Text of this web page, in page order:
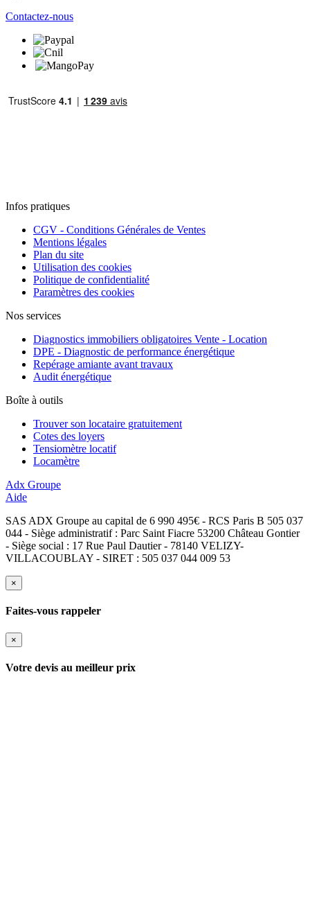
Contactez-nous
Infos pratiques
CGV - Conditions Générales de Ventes
Mentions légales
Plan du site
Utilisation des cookies
Politique de confidentialité
Paramètres des cookies
Nos services
Diagnostics immobiliers obligatoires Vente - Location
DPE - Diagnostic de performance énergétique
Repérage amiante avant travaux
Audit énergétique
Boîte à outils
Trouver son locataire gratuitement
Cotes des loyers
Tensiomètre locatif
Locamètre
Adx Groupe
Aide
SAS ADX Groupe au capital de 6 990 495€ - RCS Paris B 505 037
044 - Siège administratif : Parc Saint Fiacre 53200 Château Gontier
- Siège social : 17 Rue Paul Dautier - 78140 VELIZY-
VILLACOUBLAY - SIRET : 505 037 044 009 53
×
Faites-vous rappeler
×
Votre devis au meilleur prix